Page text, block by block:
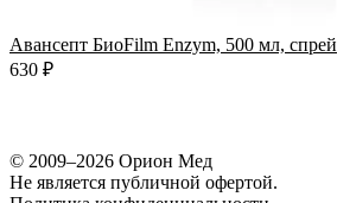
Авансепт БиоFilm Enzym, 500 мл, спрей
630 ₽
© 2009–2026 Орион Мед
Не является публичной офертой.